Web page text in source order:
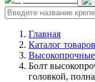
Главная
Каталог товаров
Болт
головкой,